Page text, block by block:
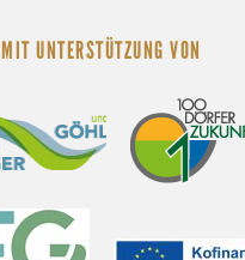
MIT UNTERSTÜTZUNG VON